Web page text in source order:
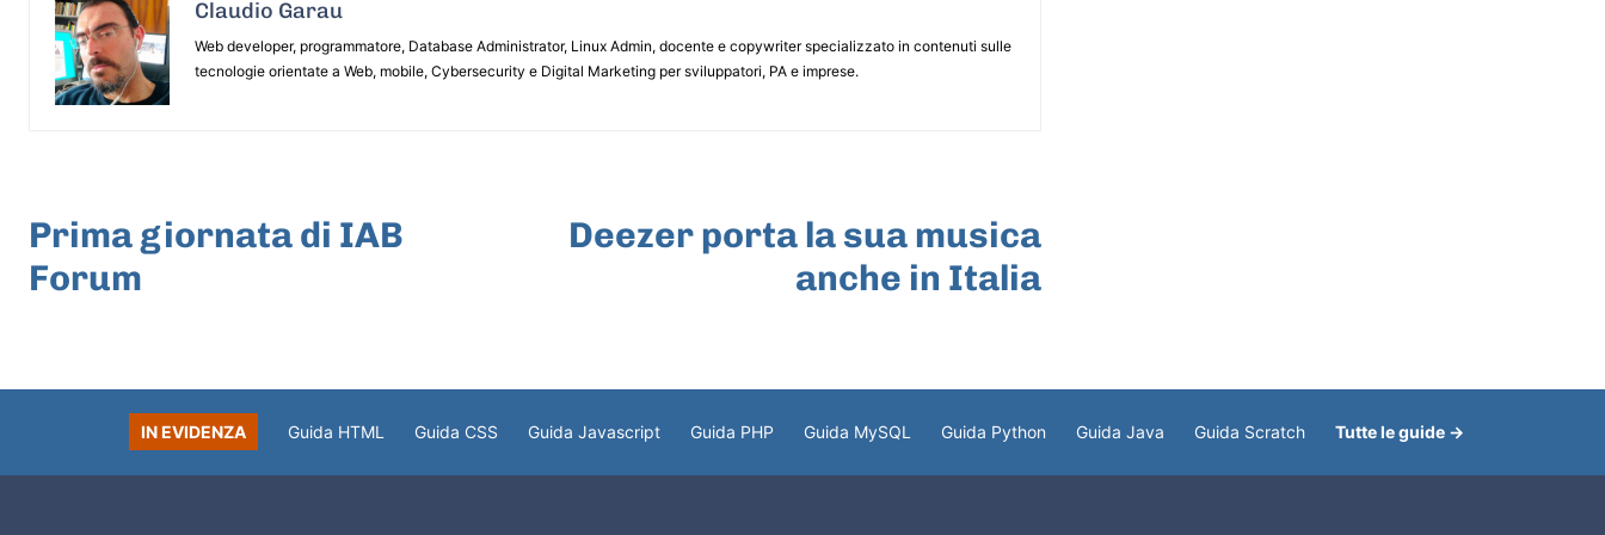
Claudio Garau
Web developer, programmatore, Database Administrator, Linux Admin, docente e copywriter specializzato in contenuti sulle
tecnologie orientate a Web, mobile, Cybersecurity e Digital Marketing per sviluppatori, PA e imprese.
Prima giornata di IAB
Forum
Deezer porta la sua musica
anche in Italia
IN EVIDENZA Guida HTML Guida CSS Guida Javascript Guida PHP Guida MySQL Guida Python Guida Java Guida Scratch Tutte le guide →